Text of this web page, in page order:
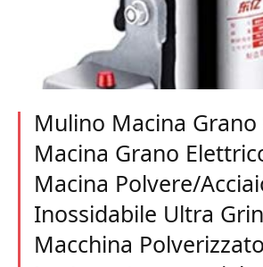
Mulino Macina Grano
Macina Grano
Macina Polvere/
Inossidabile Ultra
Macchina